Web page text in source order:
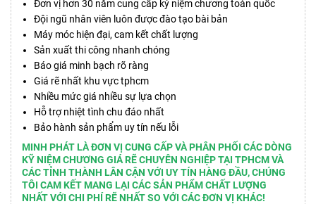
Đơn vị hơn 30 năm cung cấp kỷ niệm chương toàn quốc
Đội ngũ nhân viên luôn được đào tạo bài bản
Máy móc hiện đại, cam kết chất lượng
Sản xuất thi công nhanh chóng
Báo giá minh bạch rõ ràng
Giá rẽ nhất khu vực tphcm
Nhiều mức giá nhiều sự lựa chọn
Hỗ trợ nhiệt tình chu đáo nhất
Bảo hành sản phẩm uy tín nếu lỗi
MINH PHÁT LÀ ĐƠN VỊ CUNG CẤP VÀ PHÂN PHỐI CÁC DÒNG
KỸ NIỆM CHƯƠNG GIÁ RẼ CHUYÊN NGHIỆP TẠI TPHCM VÀ
CÁC TỈNH THÀNH LÂN CẬN VỚI UY TÍN HÀNG ĐẦU, CHÚNG
TÔI CAM KẾT MANG LẠI CÁC SẢN PHẨM CHẤT LƯỢNG
NHẤT VỚI CHI PHÍ RẼ NHẤT SO VỚI CÁC ĐƠN VỊ KHÁC!